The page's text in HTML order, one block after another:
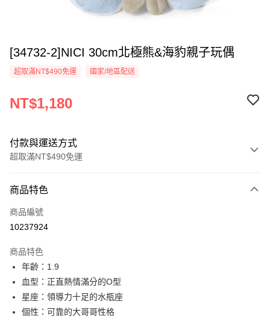
[34732-2]NICI 30cm北極熊&海豹親子玩偶
超取滿NT$490免運 國家/地區配送
NT$1,180
付款與運送方式
超取滿NT$490免運
信用卡一次付款
超商取貨付款
Apple Pay
街口支付
悠遊付
商品特色
商品編號
10237924
商品特色
年齡：1.9
血型：正直熱情滿分的O型
星座：領導力十足的水瓶座
個性：可靠的大哥哥性格